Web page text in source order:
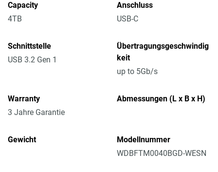
Capacity
4TB
Anschluss
USB-C
Schnittstelle
USB 3.2 Gen 1
Übertragungsgeschwindig
keit
up to 5Gb/s
Warranty
3 Jahre Garantie
Abmessungen (L x B x H)
Gewicht
Modellnummer
WDBFTM0040BGD-WESN